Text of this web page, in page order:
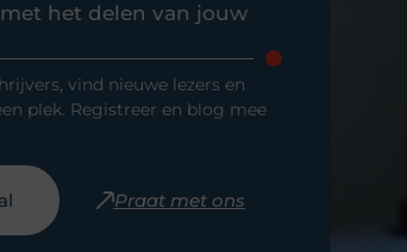
het delen van jouw
vind nieuwe lezers en
plek. Registreer en blog mee
Praat met ons